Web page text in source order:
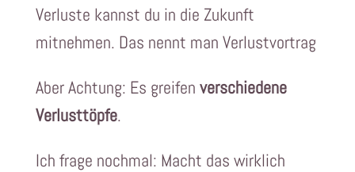
Verluste kannst du in die Zukunft
mitnehmen. Das nennt man Verlustvortrag
Aber Achtung: Es greifen verschiedene
Verlusttöpfe.
Ich frage nochmal: Macht das wirklich